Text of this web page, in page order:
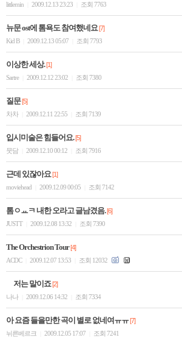
littlemin
2009.12.13 23:23 조회 7763
뉴문 ost에 톰욕도 참여했네요[7]
Kid B
2009.12.13 05:07 조회 7793
이상한 세상.[1]
Sartre
2009.12.12 23:02 조회 7380
질문[5]
차차
2009.12.11 22:55 조회 7139
입시미술은 힘들어요.[5]
뭇담
2009.12.10 00:12 조회 7916
근데 있잖아요[1]
moviehead
2009.12.09 00:05 조회 7142
톰ㅇㅛㅋ 내한 오라고 글남겼음.[6]
JUSTT
2009.12.08 13:32 조회 7390
The Orchestrion Tour[4]
ACDC
2009.12.07 13:53 조회 12032
저는 말이죠[2]
나나
2009.12.06 14:32 조회 7334
아 요즘 들을만한 곡이 별로 없네여ㅠㅠ[7]
뉘른베르크
2009.12.05 17:07 조회 7241